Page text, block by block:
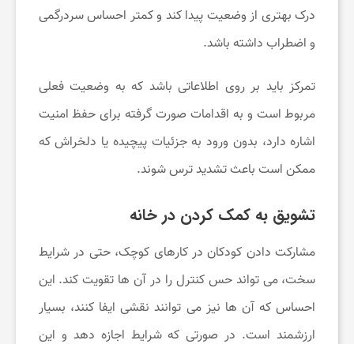
درک بهتری از وضعیت پیدا کند و کمتر احساس سردرگمی
و اضطراب داشته باشد.
تمرکز باید بر روی اطلاعاتی باشد که به وضعیت فعلی
مربوط است و به اقدامات صورت گرفته برای حفظ امنیت
اشاره دارد، بدون ورود به جزئیات پیچیده یا دلخراش که
ممکن است باعث تشدید ترس شوند.
تشویق به کمک کردن در خانه
مشارکت دادن کودکان در کارهای کوچک، حتی در شرایط
سخت، می تواند حس کنترل را در آن ها تقویت کند. این
احساس که آن ها نیز می توانند نقشی ایفا کنند، بسیار
ارزشمند است. در صورتی که شرایط اجازه دهد و این